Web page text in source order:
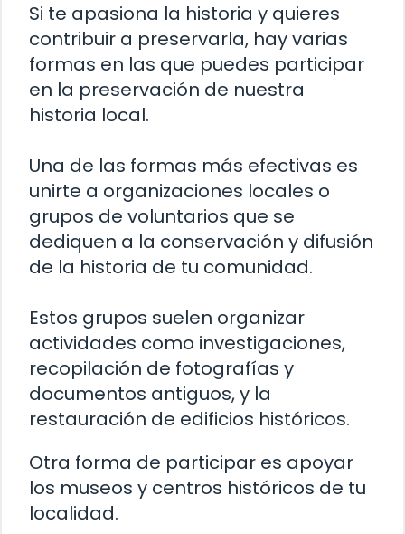
Si te apasiona la historia y quieres
contribuir a preservarla, hay varias
formas en las que puedes participar
en la preservación de nuestra
historia local.
Una de las formas más efectivas es
unirte a organizaciones locales o
grupos de voluntarios que se
dediquen a la conservación y difusión
de la historia de tu comunidad.
Estos grupos suelen organizar
actividades como investigaciones,
recopilación de fotografías y
documentos antiguos, y la
restauración de edificios históricos.
Otra forma de participar es apoyar
los museos y centros históricos de tu
localidad.